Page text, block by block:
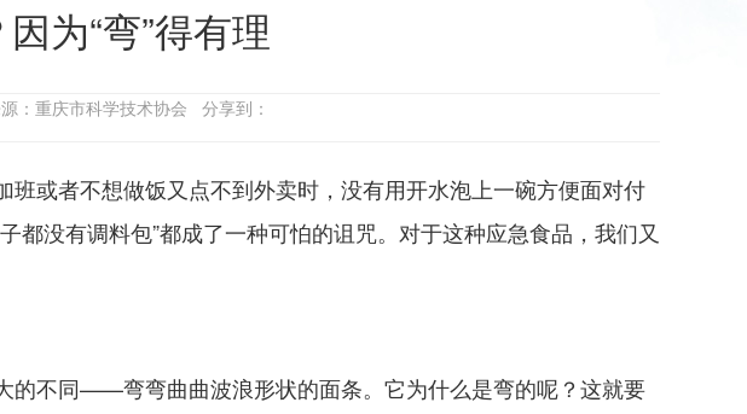
为“弯”得有理
重庆市科学技术协会 分享到：
或者不想做饭又点不到外卖时，没有用开水泡上一碗方便面对付
没有调料包”都成了一种可怕的诅咒。对于这种应急食品，我们又
的不同——弯弯曲曲波浪形状的面条。它为什么是弯的呢？这就要